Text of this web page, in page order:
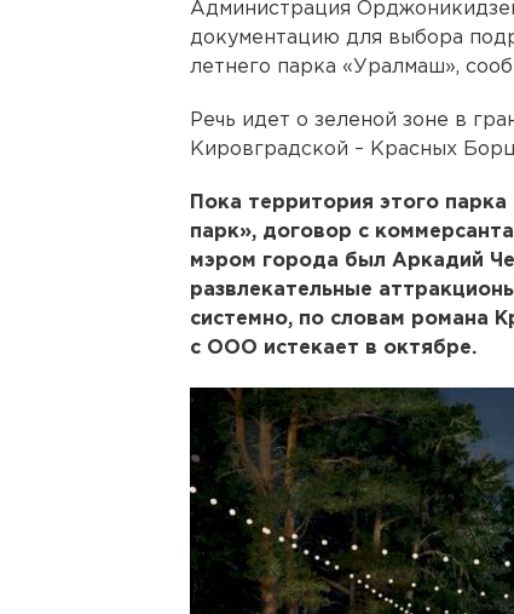
Администрация
документацию для выбора
летнего парка «Уралмаш»,
Речь идет о зеленой зоне в
Кировградской – Красных
Пока территория этого
парк», договор с
мэром города был Аркадий
развлекательные
системно, по словам романа
с ООО истекает в октябре.